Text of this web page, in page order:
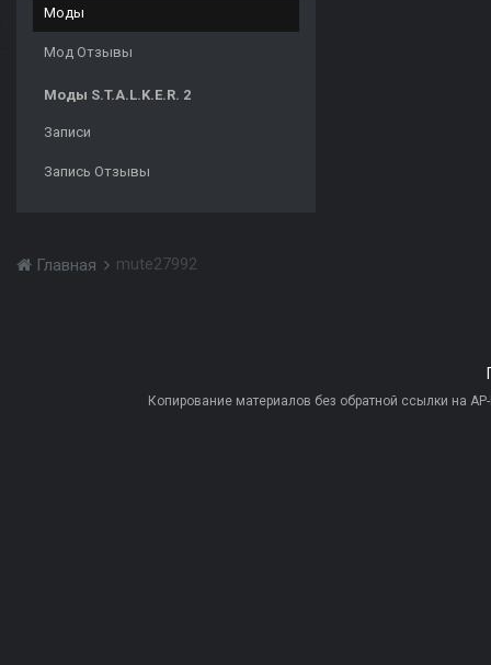
Моды
Мод Отзывы
Моды S.T.A.L.K.E.R. 2
Записи
Запись Отзывы
Главная mute27992
Копирование материалов без обратной ссылки на